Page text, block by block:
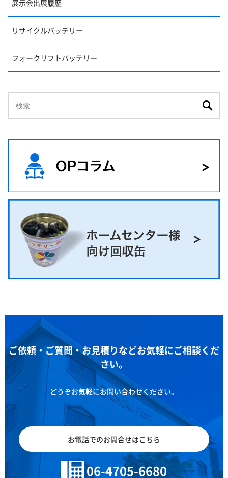
展示会出展履歴
リサイクルバッテリー
フォークリフトバッテリー
索:
ご依頼・ご質問・お見積りなどお気軽にご相談くだ
さい。
どうぞお気軽にお問い合わせください。
お電話でのお問合せはこちら
06-4705-6680